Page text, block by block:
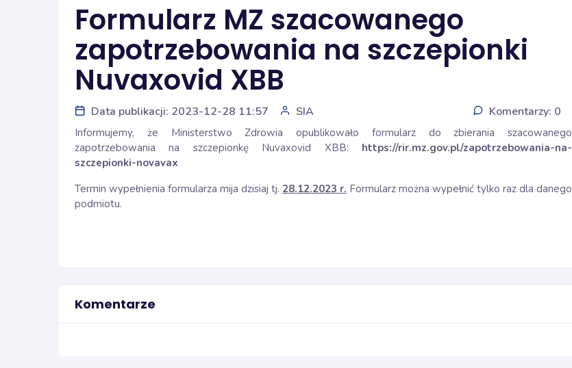
Formularz MZ szacowanego
zapotrzebowania na szczepionki
Nuvaxovid XBB
Data publikacji: 2023-12-28 11:57 SIA Komentarzy: 0
Informujemy, że Ministerstwo Zdrowia opublikowało formularz do zbierania szacowanego
zapotrzebowania na szczepionkę Nuvaxovid XBB: https://rir.mz.gov.pl/zapotrzebowania-na-
szczepionki-novavax
Termin wypełnienia formularza mija dzisiaj tj. 28.12.2023 r. Formularz można wypełnić tylko raz dla danego
podmiotu.
Komentarze